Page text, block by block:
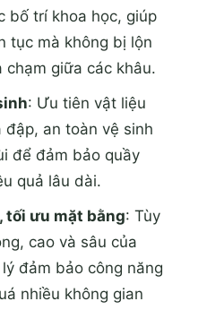
bố trí khoa học, giúp
tục mà không bị lộn
chạm giữa các khâu.
: Ưu tiên vật liệu
đập, an toàn vệ sinh
để đảm bảo quầy
quả lâu dài.
tối ưu mặt bằng: Tùy
cao và sâu của
đảm bảo công năng
nhiều không gian